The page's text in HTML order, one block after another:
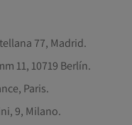
77, Madrid.
11, 10719 Berlín.
Paris.
9, Milano.